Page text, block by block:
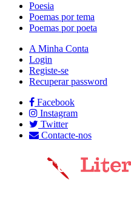
Poesia
Poemas por tema
Poemas por poeta
A Minha Conta
Login
Registe-se
Recuperar password
Facebook
Instagram
Twitter
Contacte-nos